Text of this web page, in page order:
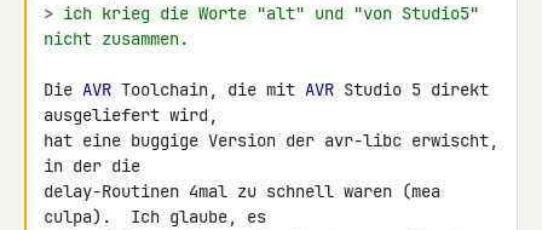
> ich krieg die Worte "alt" und "von Studio5"
nicht zusammen.
Die AVR Toolchain, die mit AVR Studio 5 direkt
ausgeliefert wird,
hat eine buggige Version der avr-libc erwischt,
in der die
delay-Routinen 4mal zu schnell waren (mea
culpa).  Ich glaube, es